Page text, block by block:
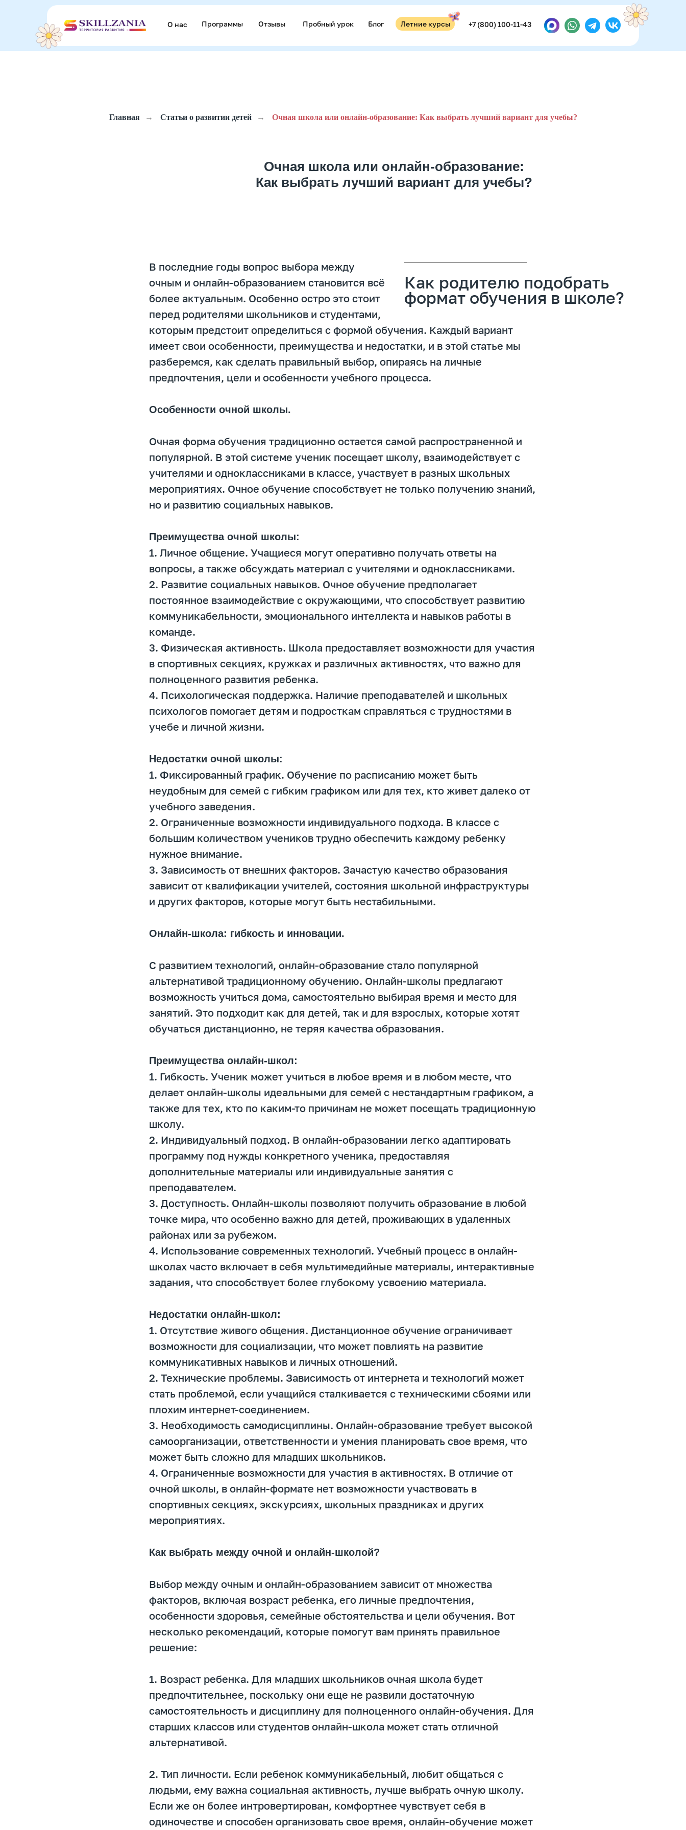
+7 (800) 100-11-43
О нас Программы Отзывы Блог
Пробный урок Летние курсы +7 (800) 100-11-43
О нас Программы Отзывы Блог
Пробный урок Летние курсы
Главная → Статьи о развитии детей → Очная школа или онлайн-образование: Как выбрать лучший вариант для учебы?
Очная школа или онлайн-образование:
Как выбрать лучший вариант для учебы?
Как родителю подобрать
формат обучения в школе?
В последние годы вопрос выбора между
очным и онлайн-образованием становится всё
более актуальным. Особенно остро это стоит
перед родителями школьников и студентами,
которым предстоит определиться с формой обучения. Каждый вариант
имеет свои особенности, преимущества и недостатки, и в этой статье мы
разберемся, как сделать правильный выбор, опираясь на личные
предпочтения, цели и особенности учебного процесса.
Особенности очной школы.
Очная форма обучения традиционно остается самой распространенной и
популярной. В этой системе ученик посещает школу, взаимодействует с
учителями и одноклассниками в классе, участвует в разных школьных
мероприятиях. Очное обучение способствует не только получению знаний,
но и развитию социальных навыков.
Преимущества очной школы:
1. Личное общение. Учащиеся могут оперативно получать ответы на
вопросы, а также обсуждать материал с учителями и одноклассниками.
2. Развитие социальных навыков. Очное обучение предполагает
постоянное взаимодействие с окружающими, что способствует развитию
коммуникабельности, эмоционального интеллекта и навыков работы в
команде.
3. Физическая активность. Школа предоставляет возможности для участия
в спортивных секциях, кружках и различных активностях, что важно для
полноценного развития ребенка.
4. Психологическая поддержка. Наличие преподавателей и школьных
психологов помогает детям и подросткам справляться с трудностями в
учебе и личной жизни.
Недостатки очной школы:
1. Фиксированный график. Обучение по расписанию может быть
неудобным для семей с гибким графиком или для тех, кто живет далеко от
учебного заведения.
2. Ограниченные возможности индивидуального подхода. В классе с
большим количеством учеников трудно обеспечить каждому ребенку
нужное внимание.
3. Зависимость от внешних факторов. Зачастую качество образования
зависит от квалификации учителей, состояния школьной инфраструктуры
и других факторов, которые могут быть нестабильными.
Онлайн-школа: гибкость и инновации.
С развитием технологий, онлайн-образование стало популярной
альтернативой традиционному обучению. Онлайн-школы предлагают
возможность учиться дома, самостоятельно выбирая время и место для
занятий. Это подходит как для детей, так и для взрослых, которые хотят
обучаться дистанционно, не теряя качества образования.
Преимущества онлайн-школ:
1. Гибкость. Ученик может учиться в любое время и в любом месте, что
делает онлайн-школы идеальными для семей с нестандартным графиком, а
также для тех, кто по каким-то причинам не может посещать традиционную
школу.
2. Индивидуальный подход. В онлайн-образовании легко адаптировать
программу под нужды конкретного ученика, предоставляя
дополнительные материалы или индивидуальные занятия с
преподавателем.
3. Доступность. Онлайн-школы позволяют получить образование в любой
точке мира, что особенно важно для детей, проживающих в удаленных
районах или за рубежом.
4. Использование современных технологий. Учебный процесс в онлайн-
школах часто включает в себя мультимедийные материалы, интерактивные
задания, что способствует более глубокому усвоению материала.
Недостатки онлайн-школ:
1. Отсутствие живого общения. Дистанционное обучение ограничивает
возможности для социализации, что может повлиять на развитие
коммуникативных навыков и личных отношений.
2. Технические проблемы. Зависимость от интернета и технологий может
стать проблемой, если учащийся сталкивается с техническими сбоями или
плохим интернет-соединением.
3. Необходимость самодисциплины. Онлайн-образование требует высокой
самоорганизации, ответственности и умения планировать свое время, что
может быть сложно для младших школьников.
4. Ограниченные возможности для участия в активностях. В отличие от
очной школы, в онлайн-формате нет возможности участвовать в
спортивных секциях, экскурсиях, школьных праздниках и других
мероприятиях.
Как выбрать между очной и онлайн-школой?
Выбор между очным и онлайн-образованием зависит от множества
факторов, включая возраст ребенка, его личные предпочтения,
особенности здоровья, семейные обстоятельства и цели обучения. Вот
несколько рекомендаций, которые помогут вам принять правильное
решение:
1. Возраст ребенка. Для младших школьников очная школа будет
предпочтительнее, поскольку они еще не развили достаточную
самостоятельность и дисциплину для полноценного онлайн-обучения. Для
старших классов или студентов онлайн-школа может стать отличной
альтернативой.
2. Тип личности. Если ребенок коммуникабельный, любит общаться с
людьми, ему важна социальная активность, лучше выбрать очную школу.
Если же он более интровертирован, комфортнее чувствует себя в
одиночестве и способен организовать свое время, онлайн-обучение может